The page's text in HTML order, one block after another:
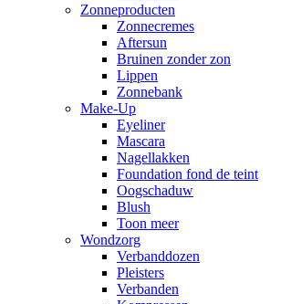
Zonneproducten
Zonnecremes
Aftersun
Bruinen zonder zon
Lippen
Zonnebank
Make-Up
Eyeliner
Mascara
Nagellakken
Foundation fond de teint
Oogschaduw
Blush
Toon meer
Wondzorg
Verbanddozen
Pleisters
Verbanden